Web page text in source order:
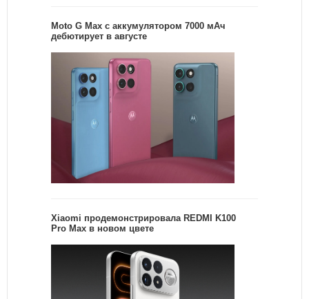
Moto G Max с аккумулятором 7000 мАч
дебютирует в августе
Xiaomi продемонстрировала REDMI K100
Pro Max в новом цвете